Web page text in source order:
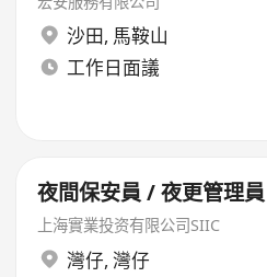
沙田, 馬鞍山
工作日面議
夜間保安員 / 夜更管理員
上海實業投资有限公司SIIC
灣仔, 灣仔